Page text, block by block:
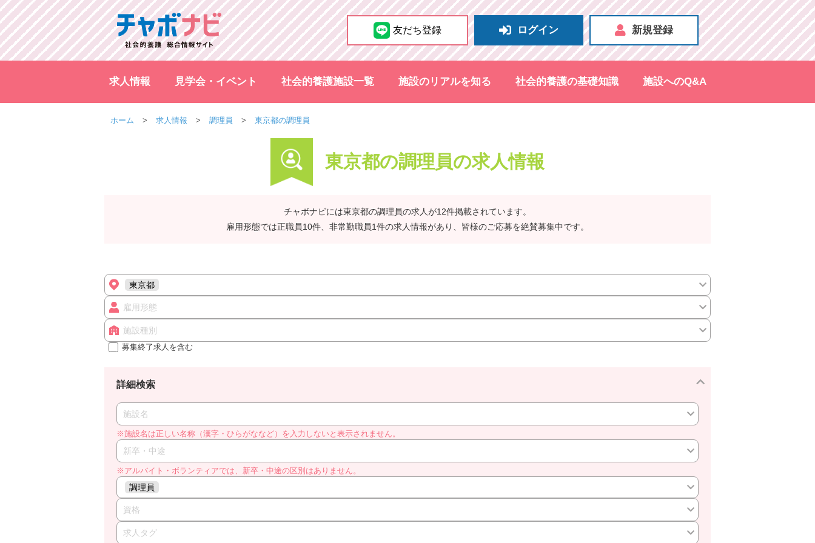
友だち登録 ログイン 新規登録
求人情報 見学会・イベント 社会的養護施設一覧 施設のリアルを知る 社会的養護の基礎知識 施設へのQ&A
ホーム 求人情報 調理員 東京都の調理員
東京都の調理員の求人情報
チャボナビには東京都の調理員の求人が12件掲載されています。
雇用形態では正職員10件、非常勤職員1件の求人情報があり、皆様のご応募を絶賛募集中です。
東京都
雇用形態
施設種別
募集終了求人を含む
詳細検索
施設名
※施設名は正しい名称（漢字・ひらがななど）を入力しないと表示されません。
新卒・中途
※アルバイト・ボランティアでは、新卒・中途の区別はありません。
調理員
資格
求人タグ